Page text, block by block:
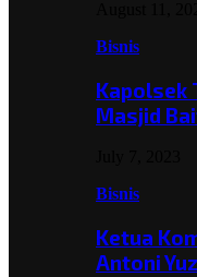
Bisnis
Kapolsek
Masjid
Bisnis
Ketua
Antoni